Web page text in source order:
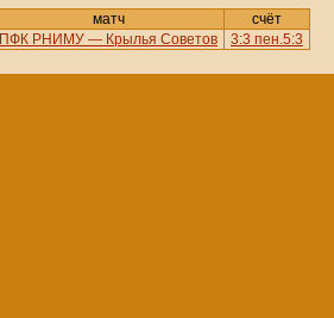
матч
счёт
ПФК РНИМУ — Крылья Советов 3:3 пен.5:3